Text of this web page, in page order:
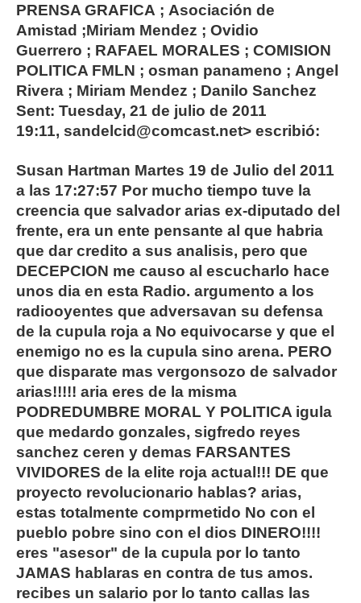
PRENSA GRAFICA ; Asociación de
Amistad ;Miriam Mendez ; Ovidio
Guerrero ; RAFAEL MORALES ; COMISION
POLITICA FMLN ; osman panameno ; Angel
Rivera ; Miriam Mendez ; Danilo Sanchez
Sent: Tuesday, 21 de julio de 2011
19:11, sandelcid@comcast.net> escribió:
Susan Hartman Martes 19 de Julio del 2011
a las 17:27:57 Por mucho tiempo tuve la
creencia que salvador arias ex-diputado del
frente, era un ente pensante al que habria
que dar credito a sus analisis, pero que
DECEPCION me causo al escucharlo hace
unos dia en esta Radio. argumento a los
radiooyentes que adversavan su defensa
de la cupula roja a No equivocarse y que el
enemigo no es la cupula sino arena. PERO
que disparate mas vergonsozo de salvador
arias!!!!! aria eres de la misma
PODREDUMBRE MORAL Y POLITICA igula
que medardo gonzales, sigfredo reyes
sanchez ceren y demas FARSANTES
VIVIDORES de la elite roja actual!!! DE que
proyecto revolucionario hablas? arias,
estas totalmente comprmetido No con el
pueblo pobre sino con el dios DINERO!!!!
eres "asesor" de la cupula por lo tanto
JAMAS hablaras en contra de tus amos.
recibes un salario por lo tanto callas las